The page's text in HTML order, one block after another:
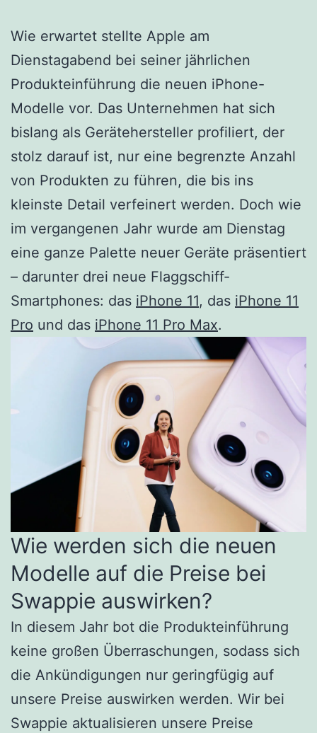
Wie erwartet stellte Apple am
Dienstagabend bei seiner jährlichen
Produkteinführung die neuen iPhone-
Modelle vor. Das Unternehmen hat sich
bislang als Gerätehersteller profiliert, der
stolz darauf ist, nur eine begrenzte Anzahl
von Produkten zu führen, die bis ins
kleinste Detail verfeinert werden. Doch wie
im vergangenen Jahr wurde am Dienstag
eine ganze Palette neuer Geräte präsentiert
– darunter drei neue Flaggschiff-
Smartphones: das iPhone 11, das iPhone 11
Pro und das iPhone 11 Pro Max.
Wie werden sich die neuen
Modelle auf die Preise bei
Swappie auswirken?
In diesem Jahr bot die Produkteinführung
keine großen Überraschungen, sodass sich
die Ankündigungen nur geringfügig auf
unsere Preise auswirken werden. Wir bei
Swappie aktualisieren unsere Preise